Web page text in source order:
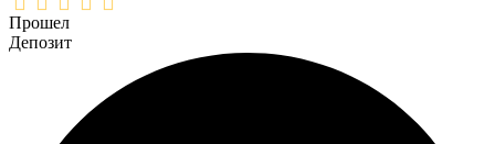
Прошел
Депозит